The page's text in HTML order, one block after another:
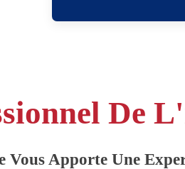
De
Vous Apporte Une